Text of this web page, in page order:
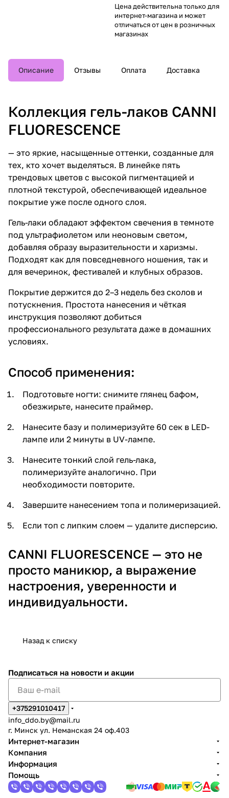
Цена действительна только для
интернет-магазина и может
отличаться от цен в розничных
магазинах
Описание Отзывы Оплата Доставка
Коллекция гель-лаков CANNI
FLUORESCENCE
— это яркие, насыщенные оттенки, созданные для
тех, кто хочет выделяться. В линейке пять
трендовых цветов с высокой пигментацией и
плотной текстурой, обеспечивающей идеальное
покрытие уже после одного слоя.
Гель-лаки обладают эффектом свечения в темноте
под ультрафиолетом или неоновым светом,
добавляя образу выразительности и харизмы.
Подходят как для повседневного ношения, так и
для вечеринок, фестивалей и клубных образов.
Покрытие держится до 2–3 недель без сколов и
потускнения. Простота нанесения и чёткая
инструкция позволяют добиться
профессионального результата даже в домашних
условиях.
Способ применения:
Подготовьте ногти: снимите глянец бафом,
обезжирьте, нанесите праймер.
Нанесите базу и полимеризуйте 60 сек в LED-
лампе или 2 минуты в UV-лампе.
Нанесите тонкий слой гель-лака,
полимеризуйте аналогично. При
необходимости повторите.
Завершите нанесением топа и полимеризацией.
Если топ с липким слоем — удалите дисперсию.
CANNI FLUORESCENCE — это не
просто маникюр, а выражение
настроения, уверенности и
индивидуальности.
Назад к списку
Подписаться на новости и акции
+375291010417
info_ddo.by@mail.ru
г. Минск ул. Неманская 24 оф.403
Интернет-магазин
Компания
Информация
Помощь